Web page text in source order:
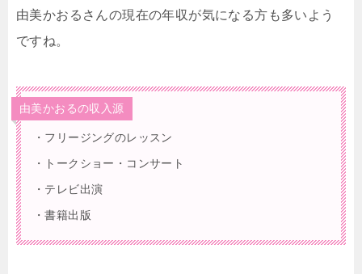
由美かおるさんの現在の年収が気になる方も多いよう
ですね。
由美かおるの収入源
・フリージングのレッスン
・トークショー・コンサート
・テレビ出演
・書籍出版